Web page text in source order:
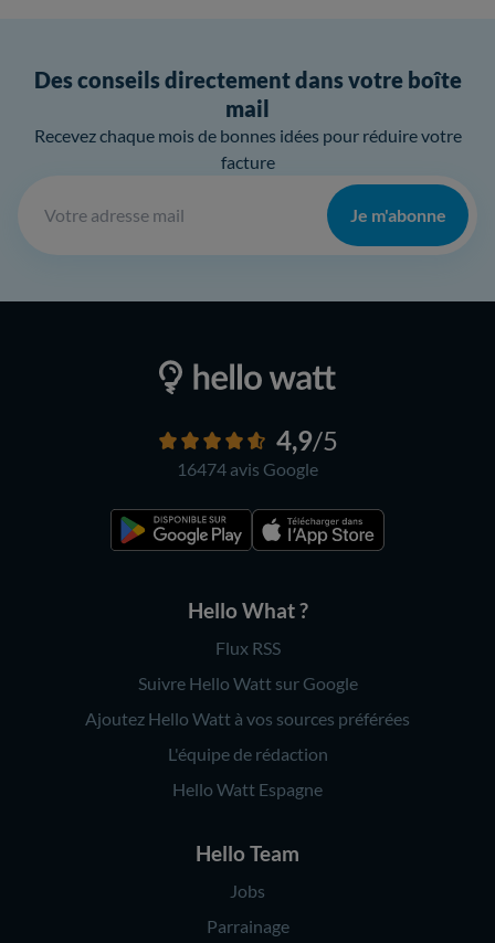
Des conseils directement dans votre boîte
mail
Recevez chaque mois de bonnes idées pour réduire votre
facture
Je m'abonne
4,9/5
16474 avis Google
Hello What ?
Flux RSS
Suivre Hello Watt sur Google
Ajoutez Hello Watt à vos sources préférées
L'équipe de rédaction
Hello Watt Espagne
Hello Team
Jobs
Parrainage